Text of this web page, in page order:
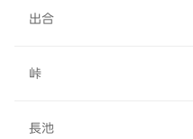
出合
峠
長池